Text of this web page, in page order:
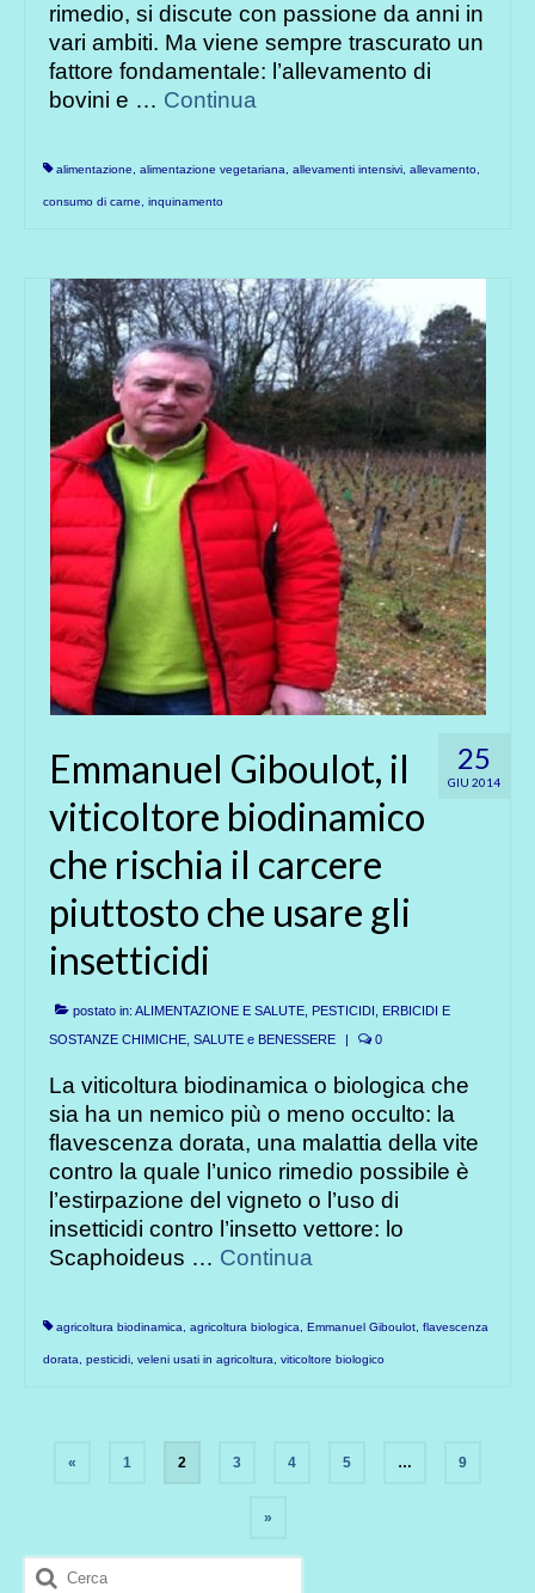
rimedio, si discute con passione da anni in
vari ambiti. Ma viene sempre trascurato un
fattore fondamentale: l’allevamento di
bovini e … Continua
alimentazione alimentazione vegetariana allevamenti intensivi allevamento
consumo di carne inquinamento
25
GIU 2014
Emmanuel Giboulot, il
viticoltore biodinamico
che rischia il carcere
piuttosto che usare gli
insetticidi
postato in: ALIMENTAZIONE E SALUTE PESTICIDI, ERBICIDI E
SOSTANZE CHIMICHE SALUTE e BENESSERE | 0
La viticoltura biodinamica o biologica che
sia ha un nemico più o meno occulto: la
flavescenza dorata, una malattia della vite
contro la quale l’unico rimedio possibile è
l’estirpazione del vigneto o l’uso di
insetticidi contro l’insetto vettore: lo
Scaphoideus … Continua
agricoltura biodinamica agricoltura biologica Emmanuel Giboulot flavescenza
dorata pesticidi veleni usati in agricoltura viticoltore biologico
Paginazione
articoli
« 1 2 3 4 5 … 9
»
Cerca: